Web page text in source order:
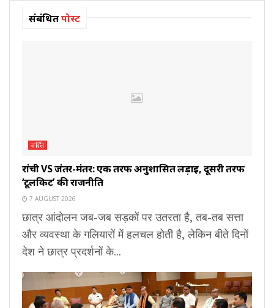
संबंधितपोस्ट
चर्चित
रांची VS जंतर-मंतर: एक तरफ अनुशासित लड़ाई, दूसरी तरफ
‘टूलकिट’ की राजनीति
7 AUGUST 2026
छात्र आंदोलन जब-जब सड़कों पर उतरता है, तब-तब सत्ता
और व्यवस्था के गलियारों में हलचल होती है, लेकिन बीते दिनों
देश ने छात्र प्रदर्शनों के...